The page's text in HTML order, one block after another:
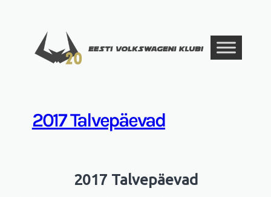
2017 Talvepäevad
2017 Talvepäevad